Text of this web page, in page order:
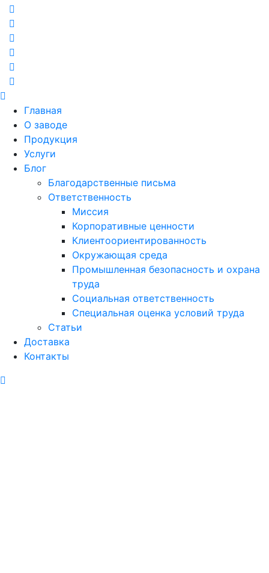
Главная
О заводе
Продукция
Услуги
Блог
Благодарственные письма
Ответственность
Миссия
Корпоративные ценности
Клиентоориентированность
Окружающая среда
Промышленная безопасность и охрана
труда
Социальная ответственность
Специальная оценка условий труда
Статьи
Доставка
Контакты